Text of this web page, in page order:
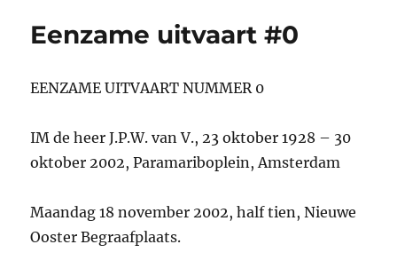
Eenzame uitvaart #0
EENZAME UITVAART NUMMER 0
IM de heer J.P.W. van V., 23 oktober 1928 – 30
oktober 2002, Paramariboplein, Amsterdam
Maandag 18 november 2002, half tien, Nieuwe
Ooster Begraafplaats.